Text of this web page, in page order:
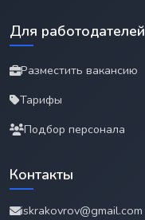
Для работодателей
Разместить вакансию
Тарифы
Подбор персонала
Контакты
iskrakovrov@gmail.com